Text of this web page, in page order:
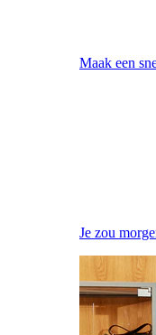
Maak een
Je zou